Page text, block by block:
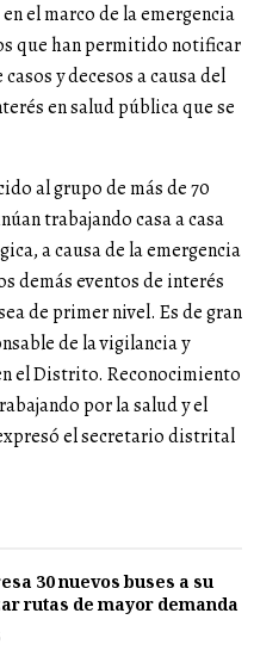
el marco de la emergencia
que han permitido notificar
y decesos a causa del
en salud pública que se
al grupo de más de 70
trabajando casa a casa
a causa de la emergencia
demás eventos de interés
de primer nivel. Es de gran
de la vigilancia y
el Distrito. Reconocimiento
por la salud y el
el secretario distrital
30 nuevos buses a su
rutas de mayor demanda